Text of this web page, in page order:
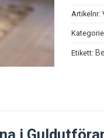
Artikelnr:
Etikett: